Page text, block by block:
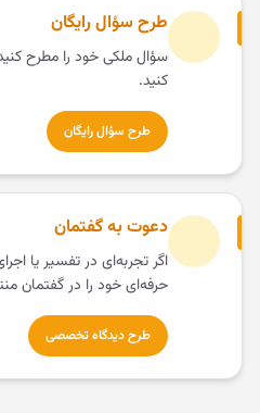
طرح سؤال رایگان
سؤال ملکی خود را مطرح
کنید.
طرح سؤال رایگان
دعوت به گفتمان
اگر تجربه‌ای در تفسیر یا
حرفه‌ای خود را در گفتمان
طرح دیدگاه تخصصی